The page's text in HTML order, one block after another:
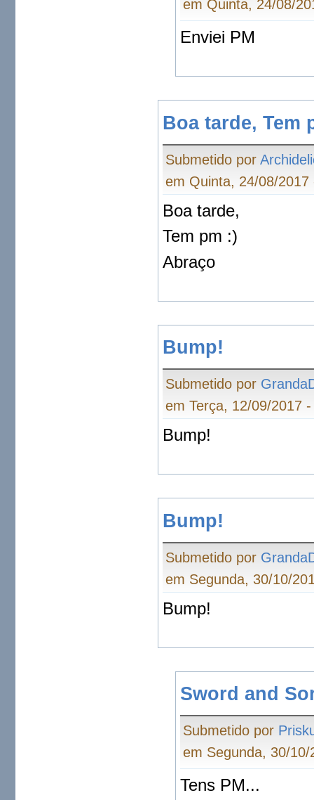
em Quinta, 24/08/
Enviei PM
Boa tarde, Tem
Submetido por
em Quinta, 24/08/2017
Boa tarde,
Tem pm :)
Abraço
Bump!
Submetido por
em Terça, 12/09/2017
Bump!
Bump!
Submetido por
em Segunda, 30/10/
Bump!
Sword and
Submetido por
em Segunda, 30/
Tens PM...